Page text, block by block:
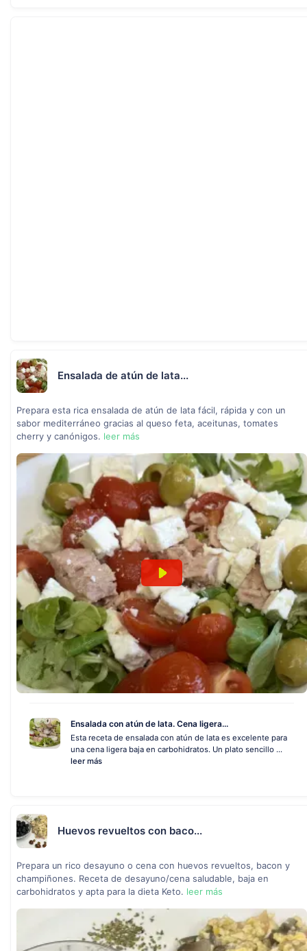
Ensalada de atún de lata...
Prepara esta rica ensalada de atún de lata fácil, rápida y con un
sabor mediterráneo gracias al queso feta, aceitunas, tomates
cherry y canónigos. leer más
Ensalada con atún de lata. Cena ligera...
Esta receta de ensalada con atún de lata es excelente para
una cena ligera baja en carbohidratos. Un plato sencillo ...
leer más
Huevos revueltos con baco...
Prepara un rico desayuno o cena con huevos revueltos, bacon y
champiñones. Receta de desayuno/cena saludable, baja en
carbohidratos y apta para la dieta Keto. leer más